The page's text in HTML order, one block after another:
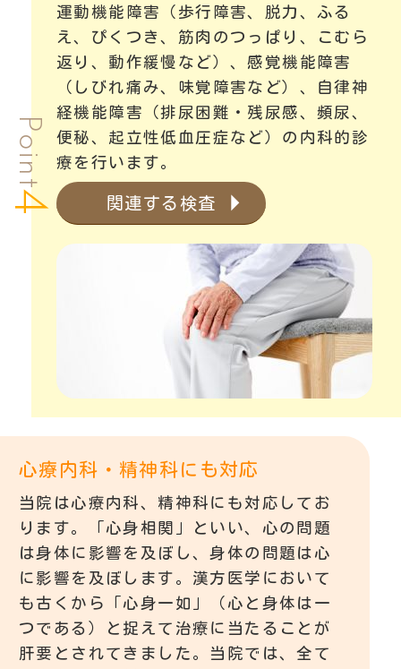
Point
4
運動機能障害（歩行障害、脱力、ふる
え、ぴくつき、筋肉のつっぱり、こむら
返り、動作緩慢など）、感覚機能障害
（しびれ痛み、味覚障害など）、自律神
経機能障害（排尿困難・残尿感、頻尿、
便秘、起立性低血圧症など）の内科的診
療を行います。
関連する検査
心療内科・精神科にも対応
当院は心療内科、精神科にも対応してお
ります。「心身相関」といい、心の問題
は身体に影響を及ぼし、身体の問題は心
に影響を及ぼします。漢方医学において
も古くから「心身一如」（心と身体は一
つである）と捉えて治療に当たることが
肝要とされてきました。当院では、全て